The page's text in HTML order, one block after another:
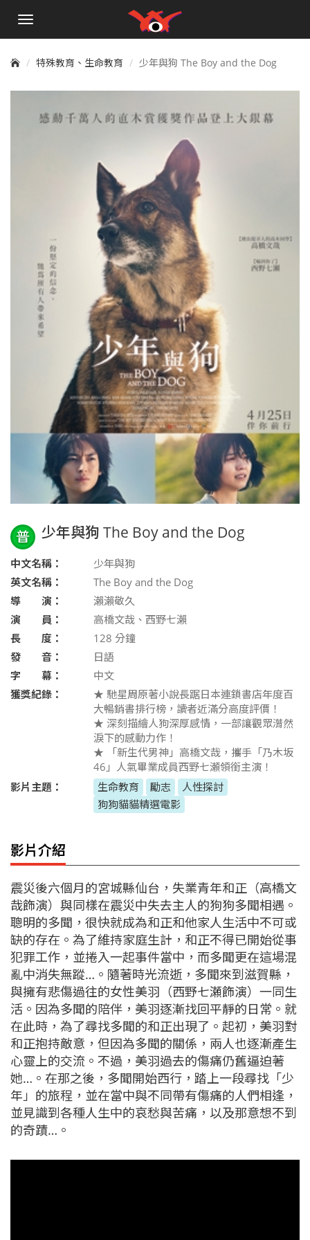
手
單
特殊教育、生命教育 少年與狗 The Boy and the Dog
普 少年與狗 The Boy and the Dog
中文名稱：
少年與狗
英文名稱：
The Boy and the Dog
導 演：
瀨瀨敬久
演 員：
高橋文哉、西野七瀨
長 度：
128 分鐘
發 音：
日語
字 幕：
中文
獲獎紀錄：
★ 馳星周原著小說長踞日本連鎖書店年度百
大暢銷書排行榜，讀者近滿分高度評價！
★ 深刻描繪人狗深厚感情，一部讓觀眾潸然
淚下的感動力作！
★ 「新生代男神」高橋文哉，攜手「乃木坂
46」人氣畢業成員西野七瀬領銜主演！
影片主題：
生命教育 勵志
人性探討
狗狗貓貓精選電影
影片介紹
震災後六個月的宮城縣仙台，失業青年和正（高橋文
哉飾演）與同樣在震災中失去主人的狗狗多聞相遇。
聰明的多聞，很快就成為和正和他家人生活中不可或
缺的存在。為了維持家庭生計，和正不得已開始從事
犯罪工作，並捲入一起事件當中，而多聞更在這場混
亂中消失無蹤…。隨著時光流逝，多聞來到滋賀縣，
與擁有悲傷過往的女性美羽（西野七瀬飾演）一同生
活。因為多聞的陪伴，美羽逐漸找回平靜的日常。就
在此時，為了尋找多聞的和正出現了。起初，美羽對
和正抱持敵意，但因為多聞的關係，兩人也逐漸產生
心靈上的交流。不過，美羽過去的傷痛仍舊逼迫著
她…。在那之後，多聞開始西行，踏上一段尋找「少
年」的旅程，並在當中與不同帶有傷痛的人們相逢，
並見識到各種人生中的哀愁與苦痛，以及那意想不到
的奇蹟…。